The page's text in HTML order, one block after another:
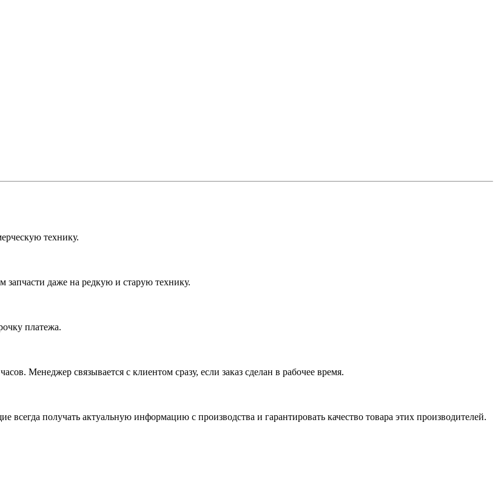
технику.
запчасти даже на редкую и старую технику.
платежа.
Менеджер связывается с клиентом сразу, если заказ сделан в рабочее время.
получать актуальную информацию с производства и гарантировать качество товара этих производителей.